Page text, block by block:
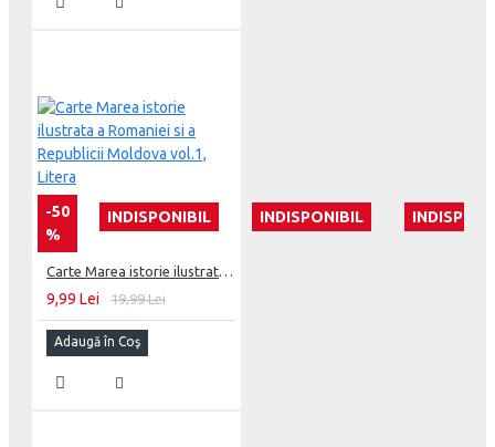
-50
%
INDISPONIBIL INDISPONIBIL
9,99 Lei 19,99 Lei
Adaugă în Coş